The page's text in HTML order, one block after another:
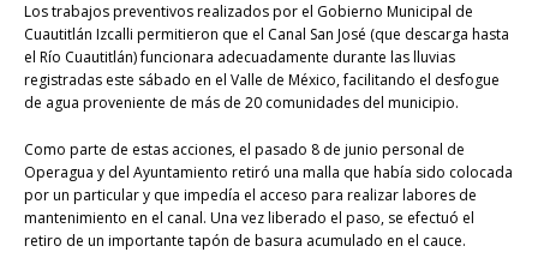
Los trabajos preventivos realizados por el Gobierno Municipal de
Cuautitlán Izcalli permitieron que el Canal San José (que descarga hasta
el Río Cuautitlán) funcionara adecuadamente durante las lluvias
registradas este sábado en el Valle de México, facilitando el desfogue
de agua proveniente de más de 20 comunidades del municipio.
Como parte de estas acciones, el pasado 8 de junio personal de
Operagua y del Ayuntamiento retiró una malla que había sido colocada
por un particular y que impedía el acceso para realizar labores de
mantenimiento en el canal. Una vez liberado el paso, se efectuó el
retiro de un importante tapón de basura acumulado en el cauce.